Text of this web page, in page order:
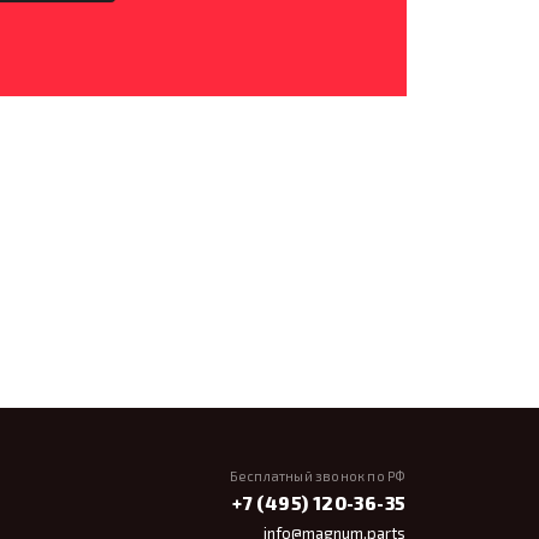
Бесплатный звонок по РФ
+7 (495) 120-36-35
info@magnum.parts